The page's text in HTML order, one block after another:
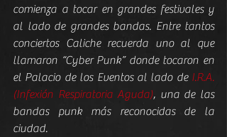
comienza a tocar en grandes festivales y
al lado de grandes bandas. Entre tantos
conciertos Caliche recuerda uno al que
llamaron “Cyber Punk” donde tocaron en
el Palacio de los Eventos al lado de I.R.A.
(Infexión Respiratoria Aguda), una de las
bandas punk más reconocidas de la
ciudad.